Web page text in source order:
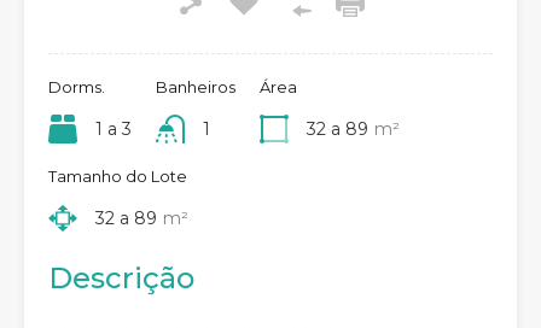
Dorms.
1 a 3
Banheiros
1
Área
32 a 89 m²
Tamanho do Lote
32 a 89 m²
Descrição